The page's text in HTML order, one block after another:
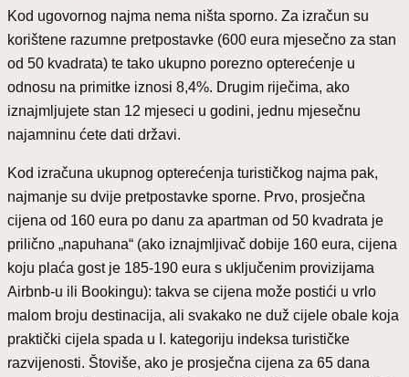
Kod ugovornog najma nema ništa sporno. Za izračun su
korištene razumne pretpostavke (600 eura mjesečno za stan
od 50 kvadrata) te tako ukupno porezno opterećenje u
odnosu na primitke iznosi 8,4%. Drugim riječima, ako
iznajmljujete stan 12 mjeseci u godini, jednu mjesečnu
najamninu ćete dati državi.
Kod izračuna ukupnog opterećenja turističkog najma pak,
najmanje su dvije pretpostavke sporne. Prvo, prosječna
cijena od 160 eura po danu za apartman od 50 kvadrata je
prilično „napuhana“ (ako iznajmljivač dobije 160 eura, cijena
koju plaća gost je 185-190 eura s uključenim provizijama
Airbnb-u ili Bookingu): takva se cijena može postići u vrlo
malom broju destinacija, ali svakako ne duž cijele obale koja
praktički cijela spada u I. kategoriju indeksa turističke
razvijenosti. Štoviše, ako je prosječna cijena za 65 dana